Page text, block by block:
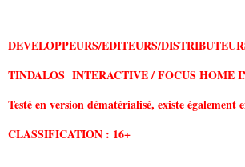
DEVELOPPEURS/EDITEURS/
TINDALOS INTERACTIVE / FOCUS HOME
Testé en version dématérialisé, existe également
CLASSIFICATION : 16+